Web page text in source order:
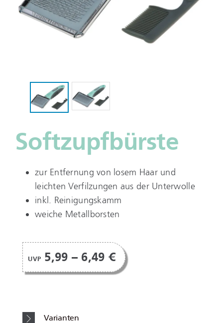
Softzupfbürste
zur Entfernung von losem Haar und
leichten Verfilzungen aus der Unterwolle
inkl. Reinigungskamm
weiche Metallborsten
UVP 5,99 – 6,49 €
Varianten